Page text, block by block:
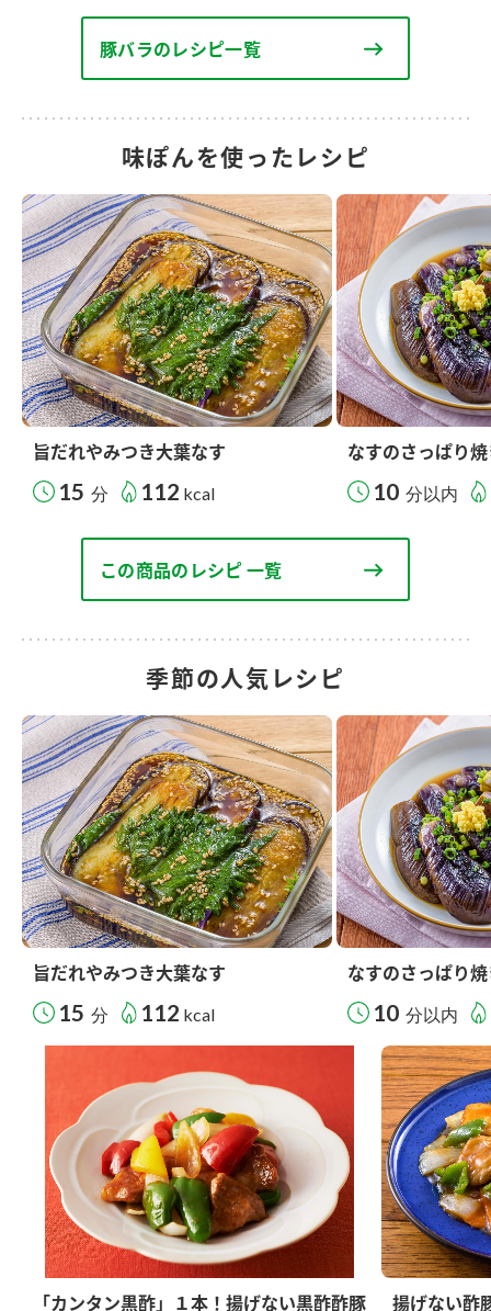
豚バラのレシピ一覧
味ぽんを使ったレシピ
旨だれやみつき大葉なす
15 分 112 kcal
なすのさっぱり
10 分以内
この商品のレシピ 一覧
季節の人気レシピ
旨だれやみつき大葉なす
15 分 112 kcal
なすのさっぱり
10 分以内
「カンタン黒酢」１本！揚げない黒酢酢豚 揚げない酢